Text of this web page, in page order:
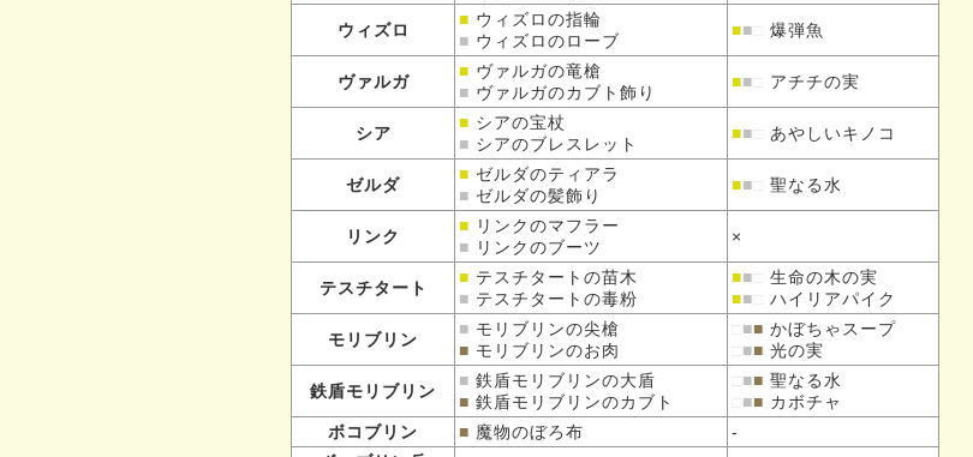
ウィズロ
■ ウィズロの指輪
■ ウィズロのローブ
■■ 爆弾魚
ヴァルガ
■ ヴァルガの竜槍
■ ヴァルガのカブト飾り
■■ アチチの実
シア
■ シアの宝杖
■ シアのブレスレット
■■ あやしいキノコ
ゼルダ
■ ゼルダのティアラ
■ ゼルダの髪飾り
■■ 聖なる水
リンク
■ リンクのマフラー
■ リンクのブーツ
×
テスチタート
■ テスチタートの苗木
■ テスチタートの毒粉
■■
生命の木の実
■■ ハイリアパイク
モリブリン
■ モリブリンの尖槍
■ モリブリンのお肉
■■ かぼちゃスープ
■■ 光の実
鉄盾モリブリン
■ 鉄盾モリブリンの大盾
■ 鉄盾モリブリンのカブト
■■ 聖なる水
■■ カボチャ
ボコブリン
■ 魔物のぼろ布
-